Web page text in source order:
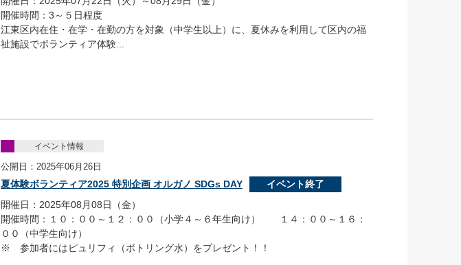
開催時間：3～５日程度
江東区内在住・在学・在勤の方を対象（中学生以上）に、夏休みを利用して区内の福
祉施設でボランティア体験...
イベント情報
公開日：2025年06月26日
夏体験ボランティア2025 特別企画 オルガノ SDGs DAY
イベント終了
開催日：2025年08月08日（金）
開催時間：１０：００～１２：００（小学４～６年生向け） １４：００～１６：
００（中学生向け）
※ 参加者にはピュリフィ（ボトリング水）をプレゼント！！